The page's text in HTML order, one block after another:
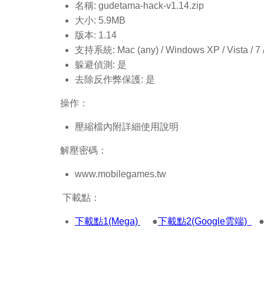
名稱: gudetama-hack-v1.14.zip
大小: 5.9MB
版本: 1.14
支持系統: Mac (any) / Windows XP / Vista / 7
躲避偵測: 是
去除反作弊保護: 是
操作：
壓縮檔內附詳細使用說明
解壓密碼：
www.mobilegames.tw
下載點：
下載點1(Mega) ●下載點2(Google雲端) ●